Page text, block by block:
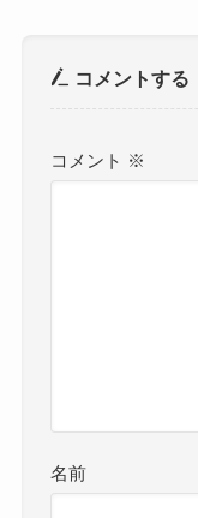
コメントする
コメント ※
名前